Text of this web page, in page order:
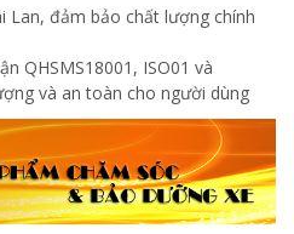
Lan, đảm bảo chất lượng chính
QHSMS18001, ISO01 và
và an toàn cho người dùng